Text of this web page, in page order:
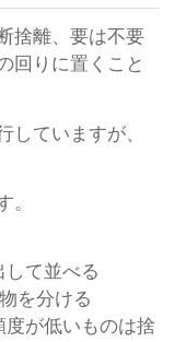
捨離、要は不要
回りに置くこと
していますが、
。
して並べる
を分ける
が低いものは捨